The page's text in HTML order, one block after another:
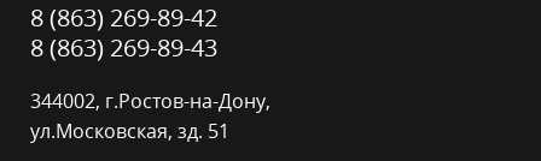
8 (863) 269-89-42
8 (863) 269-89-43
344002, г.Ростов-на-Дону,
ул.Московская, зд. 51